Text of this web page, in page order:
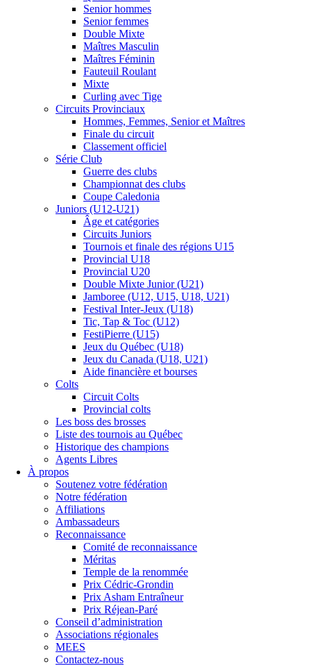
Senior hommes
Senior femmes
Double Mixte
Maîtres Masculin
Maîtres Féminin
Fauteuil Roulant
Mixte
Curling avec Tige
Circuits Provinciaux
Hommes, Femmes, Senior et Maîtres
Finale du circuit
Classement officiel
Série Club
Guerre des clubs
Championnat des clubs
Coupe Caledonia
Juniors (U12-U21)
Âge et catégories
Circuits Juniors
Tournois et finale des régions U15
Provincial U18
Provincial U20
Double Mixte Junior (U21)
Jamboree (U12, U15, U18, U21)
Festival Inter-Jeux (U18)
Tic, Tap & Toc (U12)
FestiPierre (U15)
Jeux du Québec (U18)
Jeux du Canada (U18, U21)
Aide financière et bourses
Colts
Circuit Colts
Provincial colts
Les boss des brosses
Liste des tournois au Québec
Historique des champions
Agents Libres
À propos
Soutenez votre fédération
Notre fédération
Affiliations
Ambassadeurs
Reconnaissance
Comité de reconnaissance
Méritas
Temple de la renommée
Prix Cédric-Grondin
Prix Asham Entraîneur
Prix Réjean-Paré
Conseil d’administration
Associations régionales
MEES
Contactez-nous